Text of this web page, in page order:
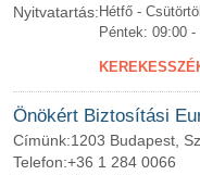
Nyitvatartás: Hétfő -
Péntek: 09:00 -
Önökért Biztosítási
Címünk:1203 Budapest,
Telefon:+36 1 284 0066